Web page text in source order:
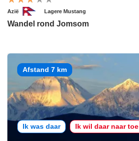
Azië Lagere Mustang
Wandel rond Jomsom
Afstand 7 km
Ik was daar Ik wil daar naar toe